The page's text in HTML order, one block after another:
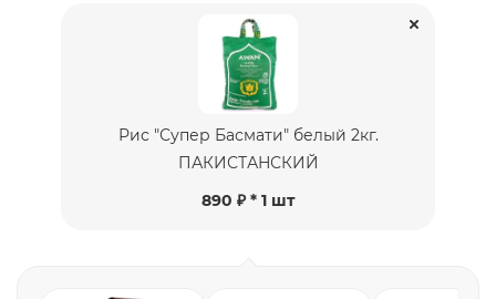
Рис "Супер Басмати" белый 2кг.
ПАКИСТАНСКИЙ
890 ₽ * 1 шт